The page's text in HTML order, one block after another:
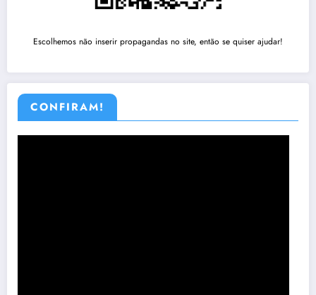
Escolhemos não inserir propagandas no site, então se quiser ajudar!
CONFIRAM!